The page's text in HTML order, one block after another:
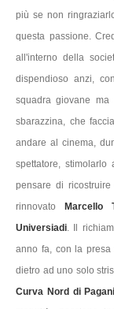
più se non
questa passione.
all'interno della
dispendioso anzi,
squadra giovane ma
sbarazzina, che
andare al cinema,
spettatore,
pensare di
rinnovato Marcello
Universiadi . Il
anno fa, con la presa
dietro ad uno solo
Curva Nord di Pagani